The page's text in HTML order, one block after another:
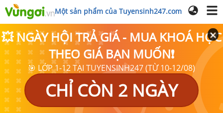
Một sản phẩm của Tuyensinh247.com
💥 NGÀY HỘI TRẢ GIÁ - MUA KHOÁ HỌC
THEO GIÁ BẠN MUỐN❗
🎯 LỚP 1-12 TẠI TUYENSINH247 (TỪ 10-12/08)
CHỈ CÒN 2 NGÀY